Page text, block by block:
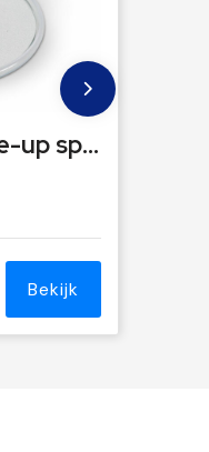
MIRATE - Make-up spiegel
Bekijk